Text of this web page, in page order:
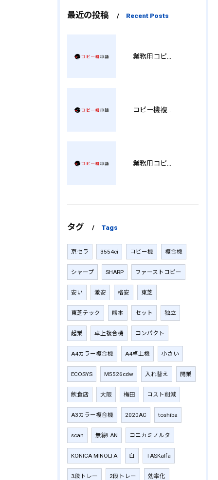
最近の投稿 Recent Posts
コピー機複合機の選び方と費用比較 MT
タグ Tags
京セラ 3554ci コピー機 複合機
シャープ SHARP ファーストコピー
安い 激安 格安 東芝
東芝テック 熊本 セット 独立
起業 卓上複合機 コンパクト
A4カラー複合機 A4卓上機 小さい
ECOSYS M5526cdw 入れ替え 開業
飲食店 大阪 梅田 コスト削減
A3カラー複合機 2020AC toshiba
scan 無線LAN コニカミノルタ
KONICA MINOLTA 白 TASKalfa
3段トレー 2段トレー 効率化